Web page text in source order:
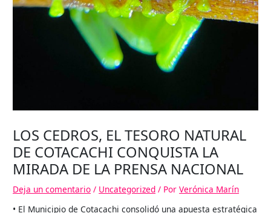
LOS CEDROS, EL TESORO NATURAL
DE COTACACHI CONQUISTA LA
MIRADA DE LA PRENSA NACIONAL
Deja un comentario / Uncategorized / PorVerónica Marín
• El Municipio de Cotacachi consolidó una apuesta estratégica